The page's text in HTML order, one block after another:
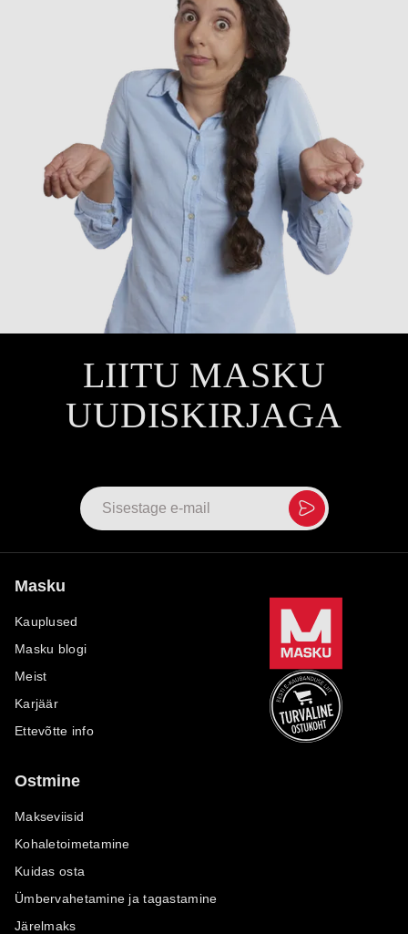
LIITU MASKU
UUDISKIRJAGA
Masku
Kauplused
Masku blogi
Meist
Karjäär
Ettevõtte info
Ostmine
Makseviisid
Kohaletoimetamine
Kuidas osta
Ümbervahetamine ja tagastamine
Järelmaks